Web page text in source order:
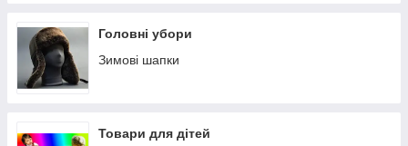
Головні убори
Зимові шапки
Товари для дітей